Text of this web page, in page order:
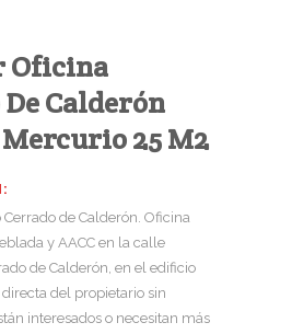
Oficina
Calderón
25 M2
Cerrado de Calderón. Oficina
y AACC en la calle
de Calderón, en el edificio
del propietario sin
interesados o necesitan más